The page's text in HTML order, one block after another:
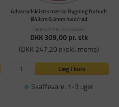
Advarselsklistermærke Rygning forbudt
Ø43cm 0,4mm hvid/rød
Varenummer: PA-690695
DKK 309,00pr. stk
(DKK 247,20 ekskl. moms)
Læg i kurv
Skaffevare: 1-3 uger